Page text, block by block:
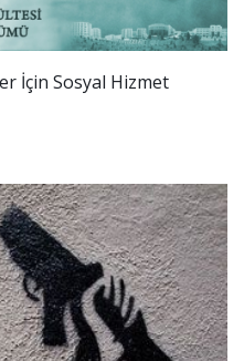
İçin Sosyal Hizmet